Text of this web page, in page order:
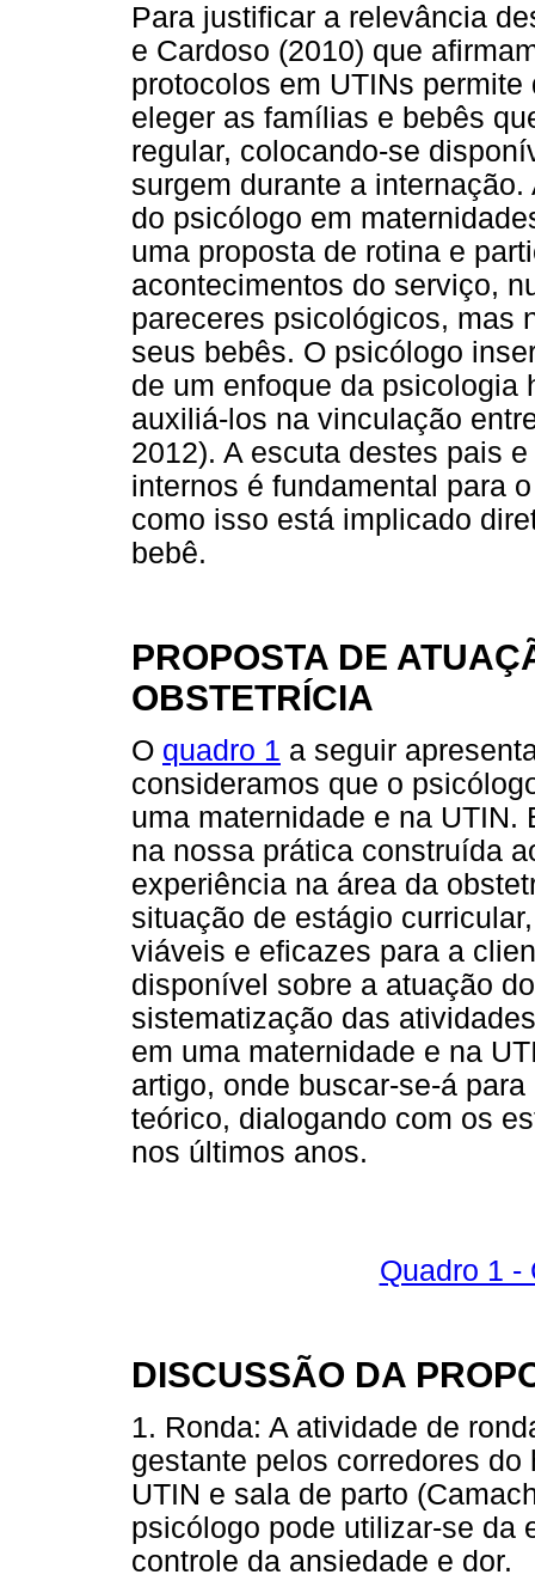
Para justificar a relevância
e Cardoso (2010) que
protocolos em UTINs
eleger as famílias e bebês
regular, colocando-se
surgem durante a
do psicólogo em
uma proposta de rotina e
acontecimentos do serviço,
pareceres psicológicos, mas
seus bebês. O psicólogo
de um enfoque da psicologia
auxiliá-los na vinculação
2012). A escuta destes pais
internos é fundamental para
como isso está implicado
bebê.
PROPOSTA DE
OBSTETRÍCIA
O quadro 1 a seguir
consideramos que o
uma maternidade e na
na nossa prática construída
experiência na área da
situação de estágio
viáveis e eficazes para a
disponível sobre a atuação
sistematização das
em uma maternidade e na
artigo, onde buscar-se-á
teórico, dialogando com os
nos últimos anos.
Quadro 1 -
DISCUSSÃO DA
1. Ronda: A atividade de
gestante pelos corredores
UTIN e sala de parto
psicólogo pode utilizar-se da
controle da ansiedade e dor.